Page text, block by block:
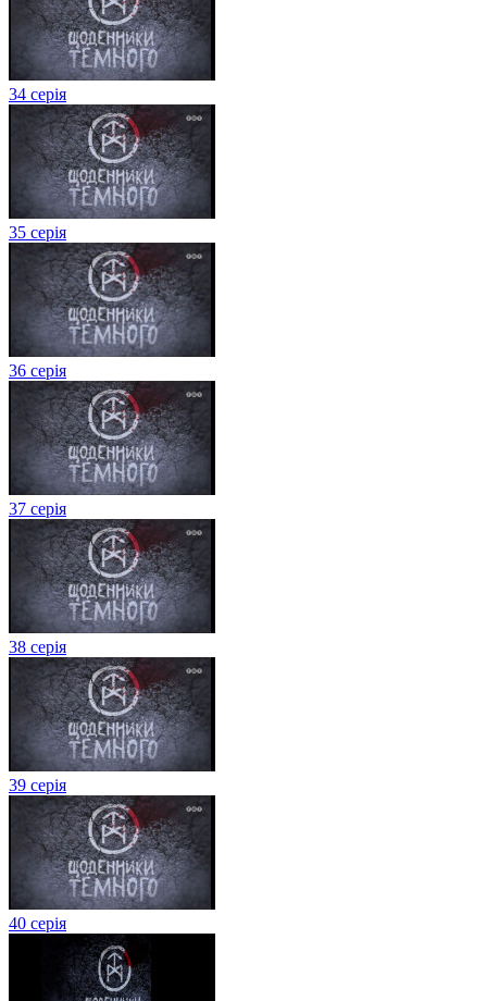
34 серія
35 серія
36 серія
37 серія
38 серія
39 серія
40 серія